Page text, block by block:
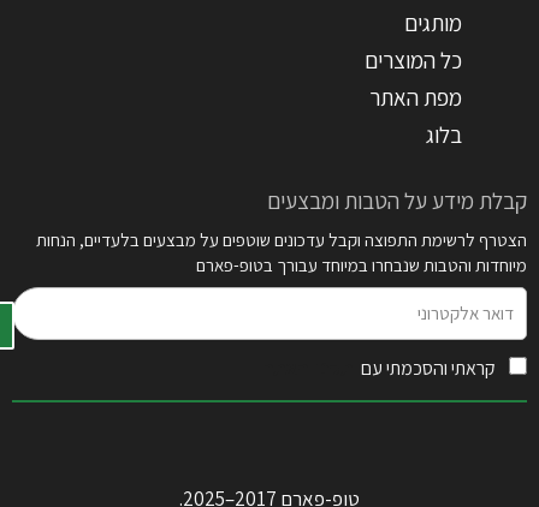
מותגים
כל המוצרים
מפת האתר
בלוג
קבלת מידע על הטבות ומבצעים
הצטרף לרשימת התפוצה וקבל עדכונים שוטפים על מבצעים בלעדיים, הנחות
מיוחדות והטבות שנבחרו במיוחד עבורך בטופ-פארם
אלקטרוני
קראתי והסכמתי עם
טופ-פארם 2017–2025.